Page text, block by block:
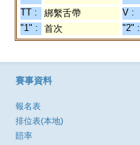
TT : 綁繫舌帶 V :
"1" :
首次 "2" :
賽事資料
報名表
排位表(本地)
賠率